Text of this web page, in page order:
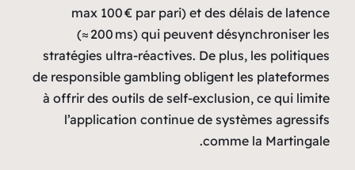
max 100 € par pari) et des délais de latence
(≈ 200 ms) qui peuvent désynchroniser les
stratégies ultra‑réactives. De plus, les politiques
de responsible gambling obligent les plateformes
à offrir des outils de self‑exclusion, ce qui limite
l’application continue de systèmes agressifs
comme la Martingale.